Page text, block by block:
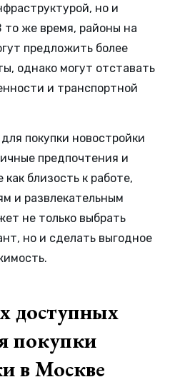
но и
то же время, районы на
предложить более
однако могут отставать
и транспортной
покупки новостройки
предпочтения и
близость к работе,
и развлекательным
не только выбрать
но и сделать выгодное
доступных
покупки
в Москве